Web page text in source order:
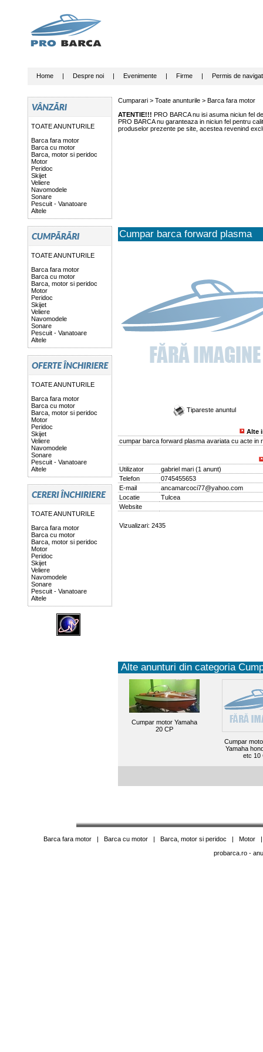
Home| Despre noi| Evenimente| Firme| Permis de
TOATE ANUNTURILE
Barca fara motor
Barca cu motor
Barca, motor si peridoc
Motor
Peridoc
Skijet
Veliere
Navomodele
Sonare
Pescuit - Vanatoare
Altele
TOATE ANUNTURILE
Barca fara motor
Barca cu motor
Barca, motor si peridoc
Motor
Peridoc
Skijet
Veliere
Navomodele
Sonare
Pescuit - Vanatoare
Altele
TOATE ANUNTURILE
Barca fara motor
Barca cu motor
Barca, motor si peridoc
Motor
Peridoc
Skijet
Veliere
Navomodele
Sonare
Pescuit - Vanatoare
Altele
TOATE ANUNTURILE
Barca fara motor
Barca cu motor
Barca, motor si peridoc
Motor
Peridoc
Skijet
Veliere
Navomodele
Sonare
Pescuit - Vanatoare
Altele
Cumparari > Toate anunturile> Barca fara motor
ATENTIE!!! PRO BARCA nu isi asuma niciun fel
PRO BARCA nu garanteaza in niciun fel pentru
produselor prezente pe site, acestea revenind
Cumpar barca forward plasma
Tipareste anuntul
Alte
cumpar barca forward plasma avariata cu acte in
Utilizator gabriel mari(1 anunt)
Telefon
0745455653
E-mail
ancamarcoci77@yahoo.com
Locatie
Tulcea
Website
Vizualizari: 2435
Alte anunturi din categoria
Cumpar motor Yamaha
20 CP
Cumpar
Yamaha
etc 10
Barca fara motor| Barca cu motor| Barca, motor si peridoc | Motor
probarca.ro-